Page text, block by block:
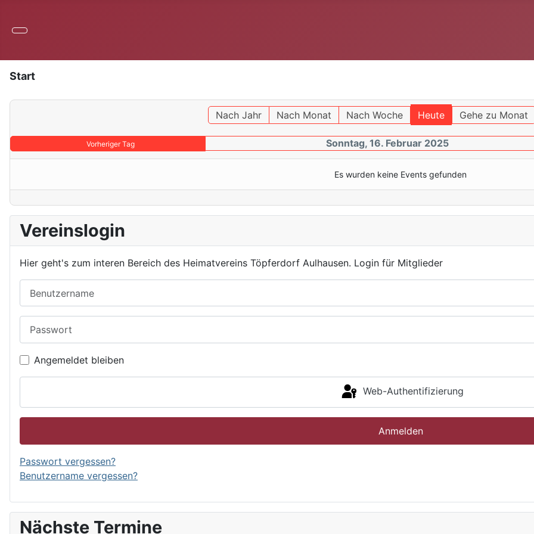
Start
Nach Jahr Nach Monat Nach Woche Heute Gehe zu Monat
Vorheriger Tag Sonntag, 16. Februar 2025
Es wurden keine Events gefunden
Vereinslogin
Hier geht's zum interen Bereich des Heimatvereins Töpferdorf Aulhausen. Login für Mitglieder
Angemeldet bleiben
Web-Authentifizierung
Anmelden
Passwort vergessen?
Benutzername vergessen?
Nächste Termine